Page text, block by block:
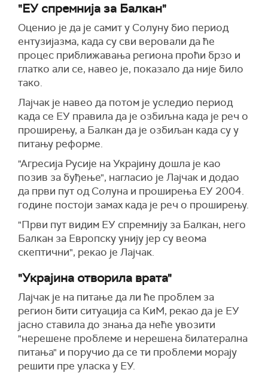
"ЕУ спремнија за Балкан"
Оценио је да је самит у Солуну био период
ентузијазма, када су сви веровали да ће
процес приближавања региона проћи брзо и
глатко али се, навео је, показало да није било
тако.
Лајчак је навео да потом је уследио период
када се ЕУ правила да је озбиљна када је реч о
проширењу, а Балкан да је озбиљан када су у
питању реформе.
"Агресија Русије на Украјину дошла је као
позив за буђење", нагласио је Лајчак и додао
да први пут од Солуна и проширења ЕУ 2004.
године постоји замах када је реч о проширењу.
"Први пут видим ЕУ спремнију за Балкан, него
Балкан за Европску унију јер су веома
скептични", рекао је Лајчак.
"Украјина отворила врата"
Лајчак је на питање да ли ће проблем за
регион бити ситуација са КиМ, рекао да је ЕУ
јасно ставила до знања да неће увозити
"нерешене проблеме и нерешена билатерална
питања" и поручио да се ти проблеми морају
решити пре уласка у ЕУ.